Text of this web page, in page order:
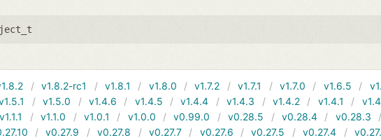
v1.8.2-rc1 v1.8.1 v1.8.0 v1.7.2 v1.7.1 v1.7.0 v1.6.5
v1.5.0 v1.4.6 v1.4.5 v1.4.4 v1.4.3 v1.4.2 v1.4.1
v1.1.1 v1.1.0 v1.0.1 v1.0.0 v0.99.0 v0.28.5 v0.28.4 v0.28.3
v0.27.9 v0.27.8 v0.27.7 v0.27.6 v0.27.5 v0.27.4